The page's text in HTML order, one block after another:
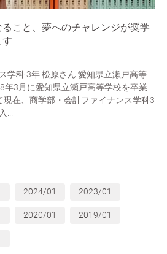
こと、夢へのチャレンジが奨学
学科 3年 松原さん 愛知県立瀬戸高等
年3月に愛知県立瀬戸高等学校を卒業
現在、商学部・会計ファイナンス学科3
2024/01 2023/01
2020/01 2019/01